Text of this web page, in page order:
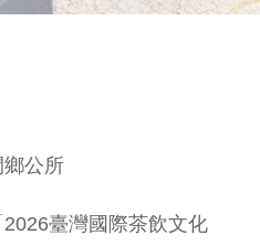
公所
臺灣國際茶飲文化